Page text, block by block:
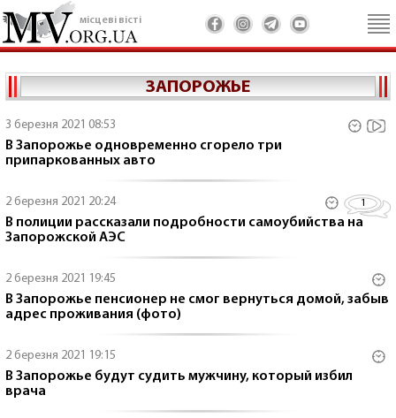
місцеві вісті
ЗАПОРОЖЬЕ
3 березня 2021 08:53
В Запорожье одновременно сгорело три
припаркованных авто
2 березня 2021 20:24 1
В полиции рассказали подробности самоубийства на
Запорожской АЭС
2 березня 2021 19:45
В Запорожье пенсионер не смог вернуться домой, забыв
адрес проживания (фото)
2 березня 2021 19:15
В Запорожье будут судить мужчину, который избил
врача